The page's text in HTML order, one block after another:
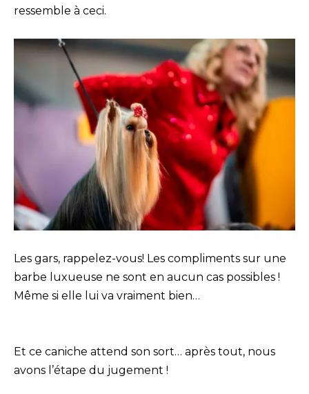
ressemble à ceci.
Les gars, rappelez-vous! Les compliments sur une
barbe luxueuse ne sont en aucun cas possibles !
Même si elle lui va vraiment bien…
Et ce caniche attend son sort… après tout, nous
avons l’étape du jugement !